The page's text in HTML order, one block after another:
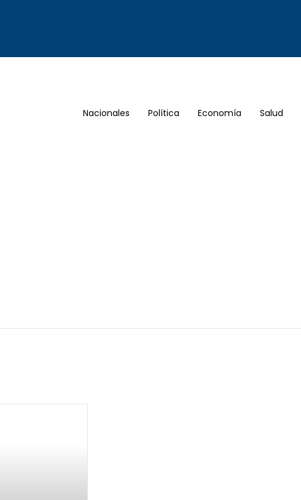
Nacionales Política Economía Salud